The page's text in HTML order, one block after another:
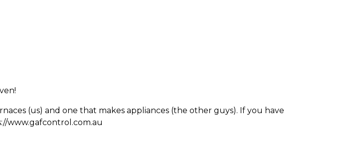
(us) and one that makes appliances (the other guys). If you have
www.gafcontrol.com.au